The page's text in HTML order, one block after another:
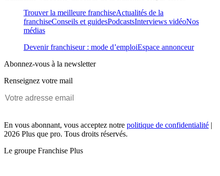
Trouver la meilleure franchiseActualités de la
franchiseConseils et guidesPodcastsInterviews vidéoNos
médias
Devenir franchiseur : mode d’emploiEspace annonceur
Abonnez-vous à la newsletter
Renseignez votre mail
En vous abonnant, vous acceptez notre politique de confidentialité |
2026 Plus que pro. Tous droits réservés.
Le groupe Franchise Plus